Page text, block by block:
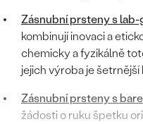
Zásnubní prsteny s
kombinují inovaci a
chemicky a fyzikálně
jejich výroba je
Zásnubní prsteny s
žádosti o ruku špetku